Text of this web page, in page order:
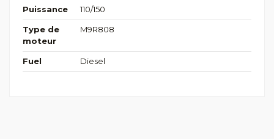
Puissance 110/150
Type de
moteur
M9R808
Fuel Diesel